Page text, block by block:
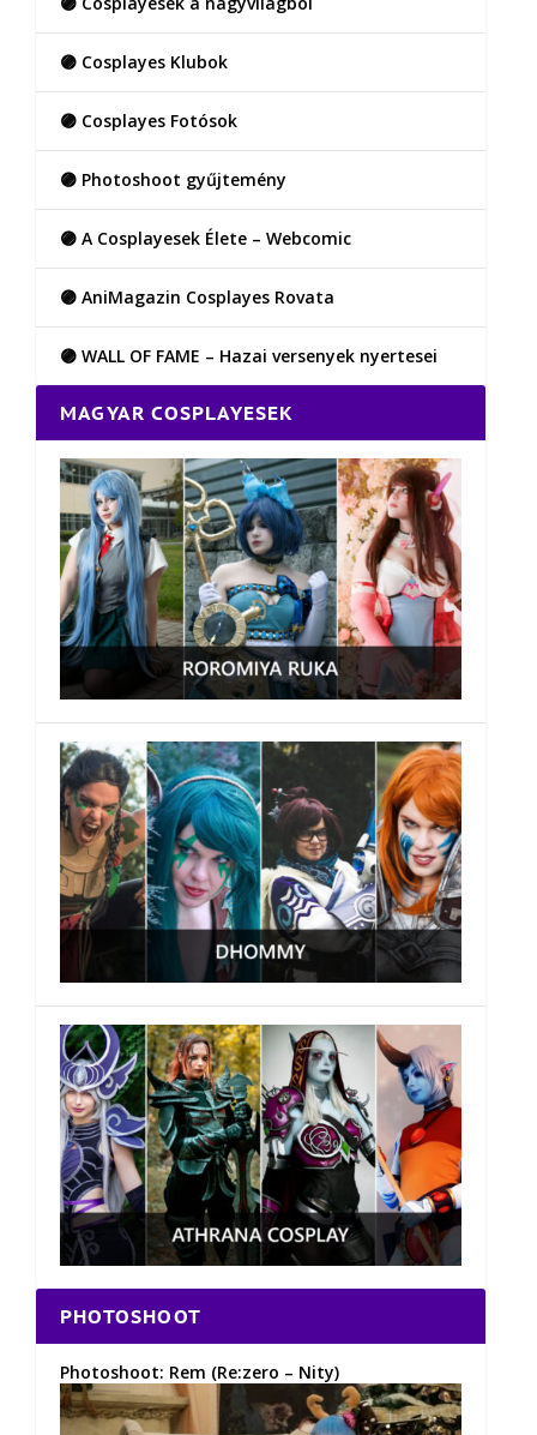
🟣 Cosplayes Klubok
🟣 Cosplayes Fotósok
🟣 Photoshoot gyűjtemény
🟣 A Cosplayesek Élete – Webcomic
🟣 AniMagazin Cosplayes Rovata
🟣 WALL OF FAME – Hazai versenyek nyertesei
MAGYAR COSPLAYESEK
PHOTOSHOOT
Photoshoot: Rem (Re:zero – Nity)